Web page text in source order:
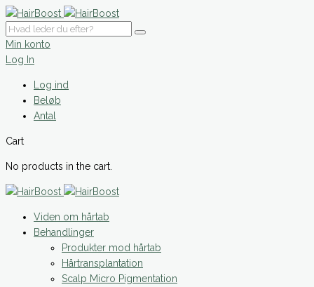
Min konto
Log In
Log ind
Beløb
Antal
Cart
No products in the cart.
Viden om hårtab
Behandlinger
Produkter mod hårtab
Hårtransplantation
Scalp Micro Pigmentation